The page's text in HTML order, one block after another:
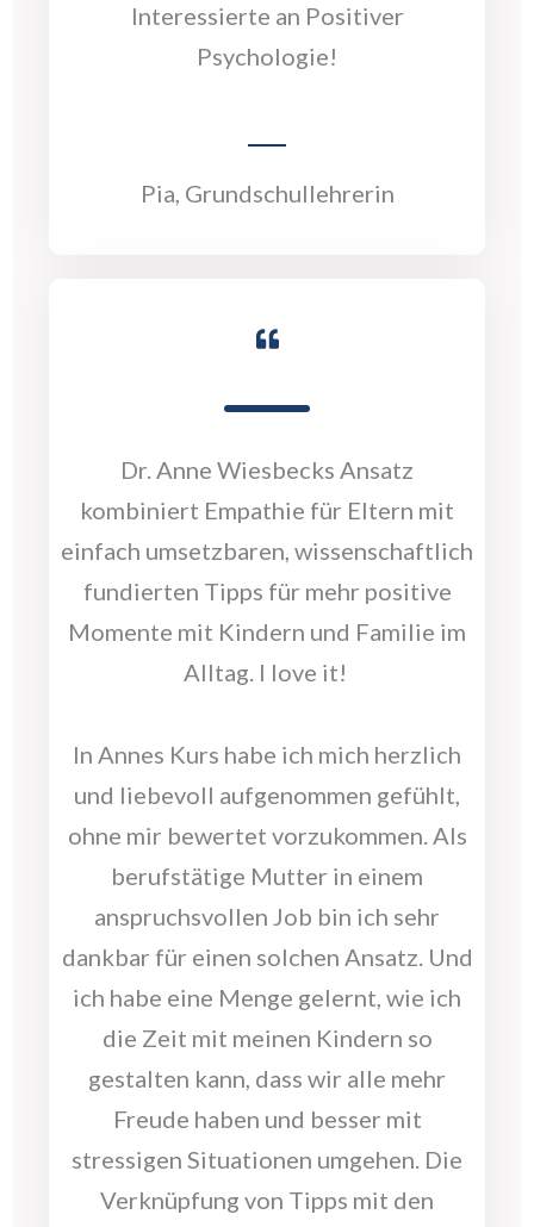
Interessierte an Positiver
Psychologie!
Pia, Grundschullehrerin
Dr. Anne Wiesbecks Ansatz
kombiniert Empathie für Eltern mit
einfach umsetzbaren, wissenschaftlich
fundierten Tipps für mehr positive
Momente mit Kindern und Familie im
Alltag. I love it!
In Annes Kurs habe ich mich herzlich
und liebevoll aufgenommen gefühlt,
ohne mir bewertet vorzukommen. Als
berufstätige Mutter in einem
anspruchsvollen Job bin ich sehr
dankbar für einen solchen Ansatz. Und
ich habe eine Menge gelernt, wie ich
die Zeit mit meinen Kindern so
gestalten kann, dass wir alle mehr
Freude haben und besser mit
stressigen Situationen umgehen. Die
Verknüpfung von Tipps mit den